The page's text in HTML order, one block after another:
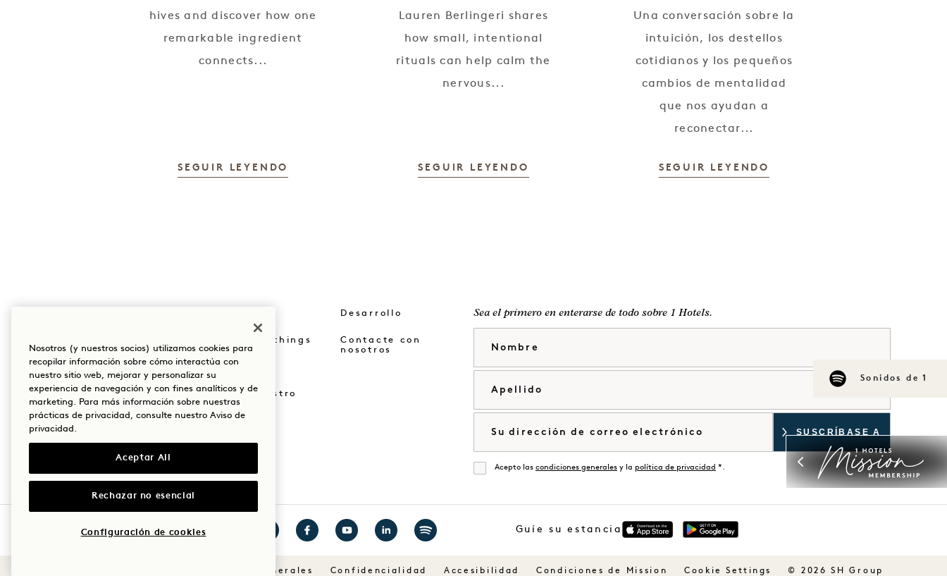
hives and discover how one
remarkable ingredient
connects...
SEGUIR LEYENDO
Lauren Berlingeri shares
how small, intentional
rituals can help calm the
nervous...
SEGUIR LEYENDO
Una conversación sobre la
intuición, los destellos
cotidianos y los pequeños
cambios de mentalidad
que nos ayudan a
reconectar...
SEGUIR LEYENDO
Sonidos de 1
Nuestras sedes
Nuestra historia
Sostenibilidad
The Field Guide
Tienda Goodthings
Mission
Únete a nuestro
equipo
Desarrollo
Contacte con
nosotros
Sea el primero en enterarse de todo sobre 1 Hotels.
De acuerdo
Acepto las condiciones generales y la política de privacidad *.
1
1
1
1
Guíe su estancia
Condiciones generales Confidencialidad Accesibilidad Condiciones de Mission Cookie Settings © 2026 SH Group
Nosotros (y nuestros socios) utilizamos cookies para
recopilar información sobre cómo interactúa con
nuestro sitio web, mejorar y personalizar su
experiencia de navegación y con fines analíticos y de
marketing. Para más información sobre nuestras
prácticas de privacidad, consulte nuestro Aviso de
privacidad .
Aceptar All
Rechazar no esencial
Configuración de cookies